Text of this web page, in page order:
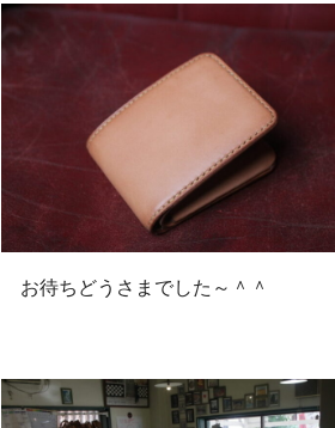
お待ちどうさまでした～＾＾